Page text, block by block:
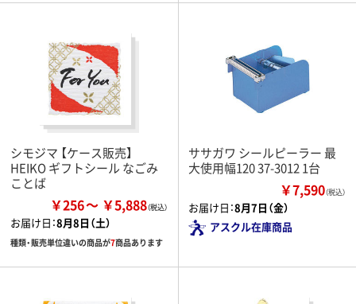
シモジマ 【ケース販売】
HEIKO ギフトシール なごみ
ことば
￥256 ￥5,888
お届け日：8月8日（土）
種類・販売単位違いの商品が7商品あります
ササガワ シールピーラー 最
大使用幅120 37-3012 1台
￥7,590（税込）
お届け日：8月7日（金）
アスクル在庫商品